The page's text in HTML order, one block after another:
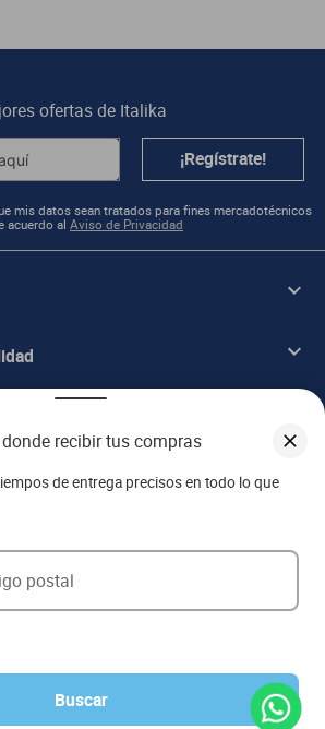
recibir tus compras
de entrega precisos en todo lo que
postal
Buscar
ofertas de Italika
¡Regístrate!
mis datos sean tratados para fines mercadotécnicos
acuerdo al Aviso de Privacidad
pueden diferir de las promociones publicadas en tienda. El
afectado por las configuraciones y diferencia de navegadores
reservados 2023 Grupo Italika